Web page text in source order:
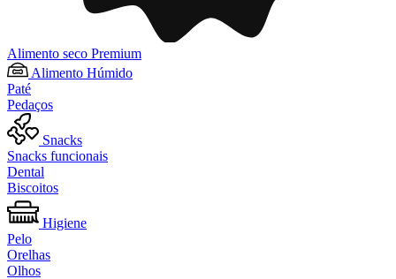
Alimento seco Premium
Alimento Húmido
Paté
Pedaços
Snacks
Snacks funcionais
Dental
Biscoitos
Higiene
Pelo
Orelhas
Olhos